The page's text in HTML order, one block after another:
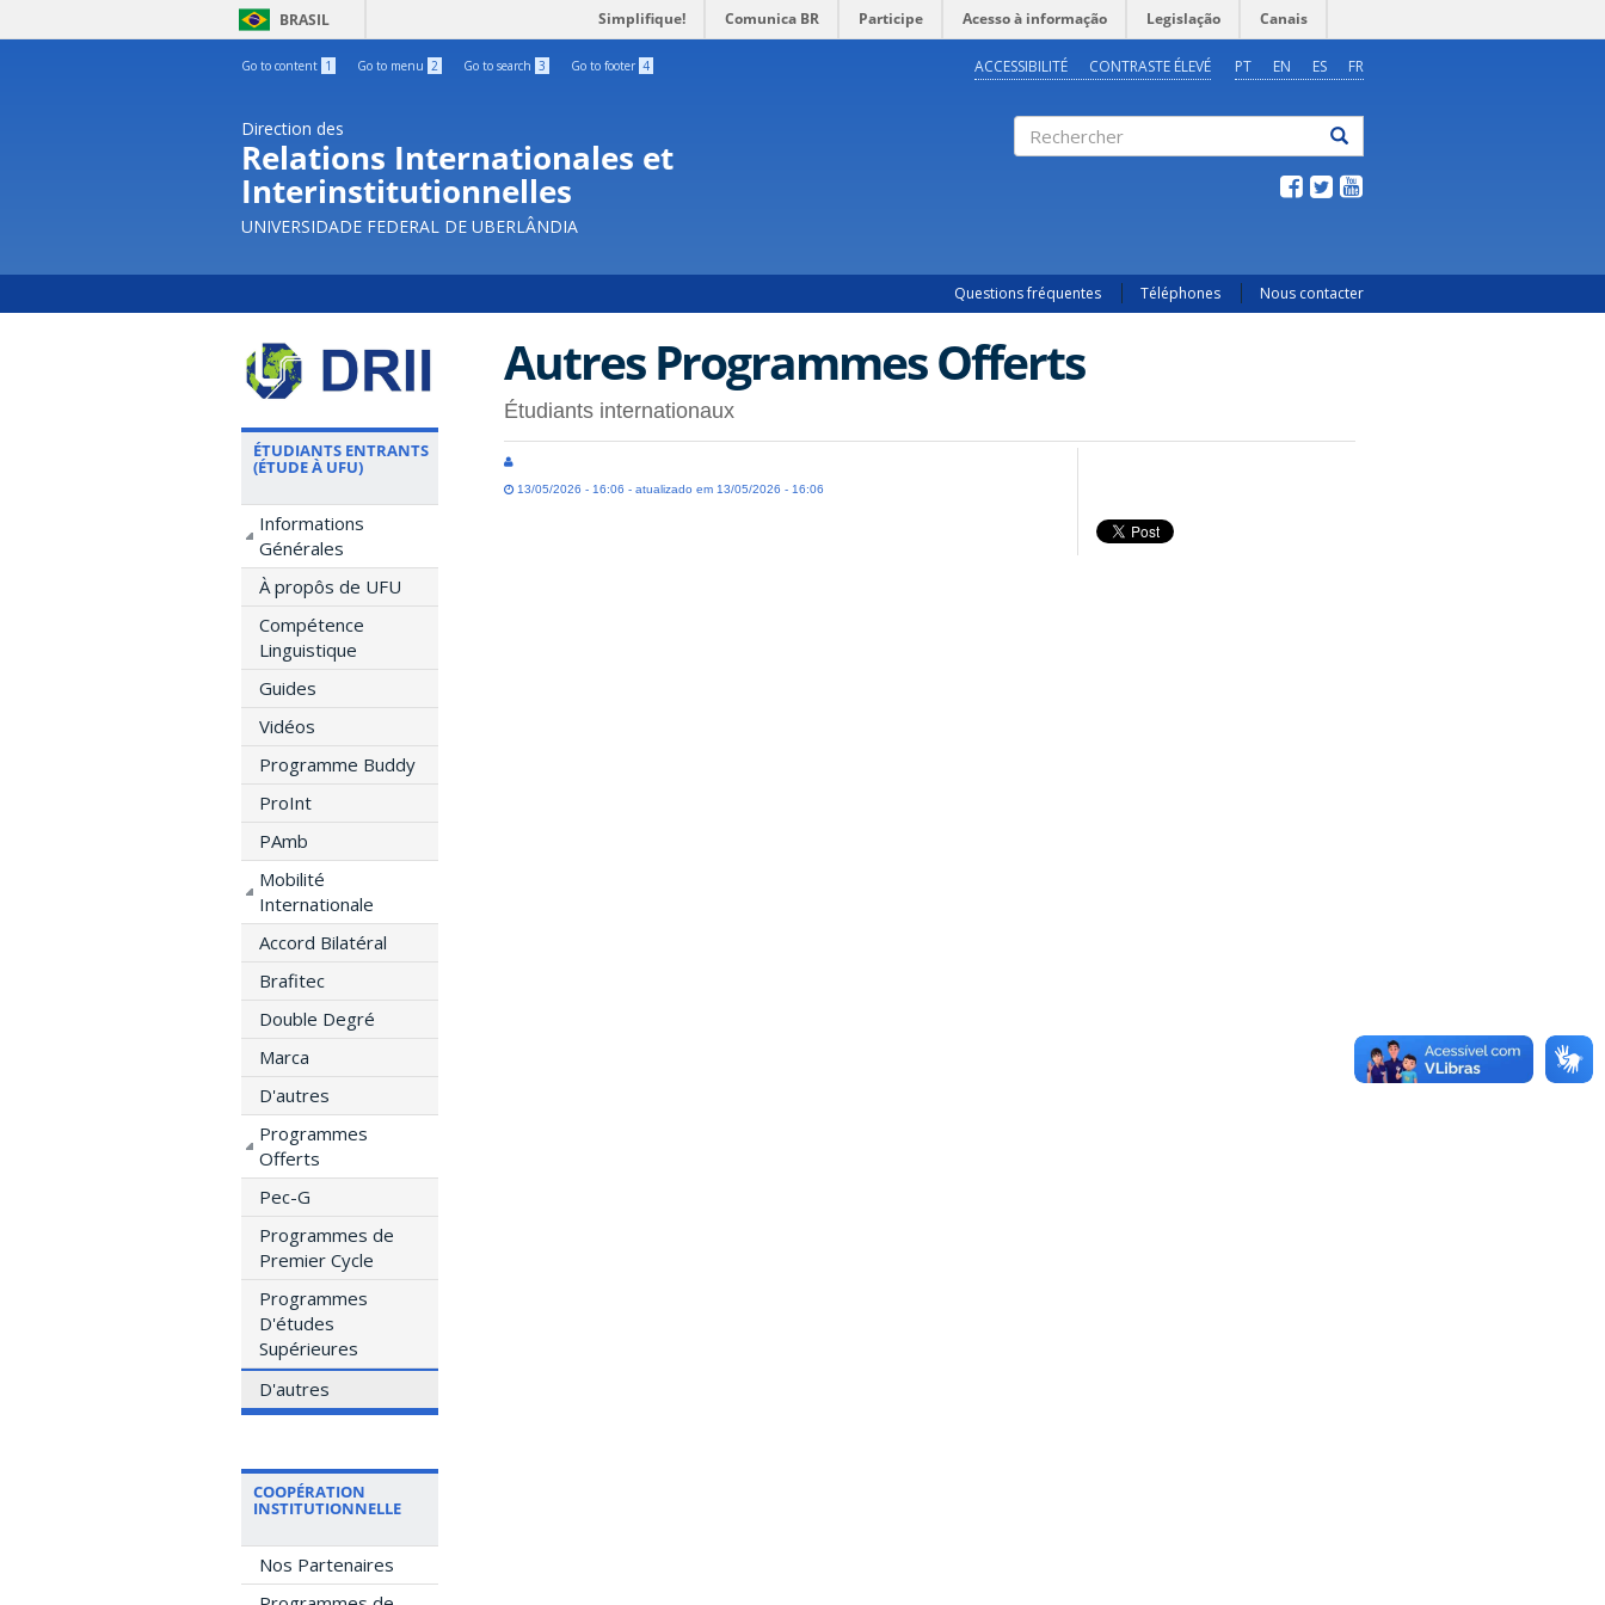
BRASIL Simplifique! Comunica BR Participe Acesso à informação Legislação Canais
Go to content 1 Go to menu 2 Go to search 3 Go to footer 4 PT EN ES FR
ACCESSIBILITÉ CONTRASTE ÉLEVÉ
Direction des
Relations Internationales et
Interinstitutionnelles
UNIVERSIDADE FEDERAL DE UBERLÂNDIA
Questions fréquentes Téléphones Nous contacter
ÉTUDIANTS ENTRANTS
(ÉTUDE À UFU)
Informations
Générales
À propôs de UFU
Compétence
Linguistique
Guides
Vidéos
Programme Buddy
ProInt
PAmb
Mobilité
Internationale
Accord Bilatéral
Brafitec
Double Degré
Marca
D'autres
Programmes
Offerts
Pec-G
Programmes de
Premier Cycle
Programmes
D'études
Supérieures
D'autres
COOPÉRATION
INSTITUTIONNELLE
Nos Partenaires
Autres Programmes Offerts
Étudiants internationaux
13/05/2026 - 16:06 - atualizado em 13/05/2026 - 16:06